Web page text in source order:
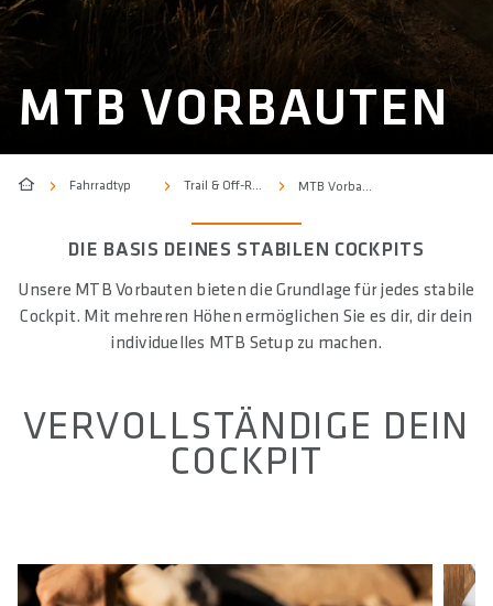
MTB VORBAUTEN
Fahrradtyp Trail & Off-Road MTB Vorbauten
DIE BASIS DEINES STABILEN COCKPITS
Unsere MTB Vorbauten bieten die Grundlage für jedes stabile
Cockpit. Mit mehreren Höhen ermöglichen Sie es dir, dir dein
individuelles MTB Setup zu machen.
VERVOLLSTÄNDIGE DEIN
COCKPIT